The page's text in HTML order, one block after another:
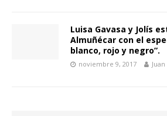
Luisa Gavasa y Jolís
Almuñécar con el
blanco, rojo y negro”.
noviembre 9, 2017